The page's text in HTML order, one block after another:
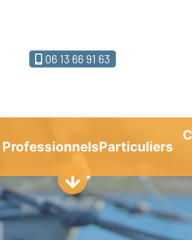
06 13 66 91 63
ProfessionnelsParticuliers